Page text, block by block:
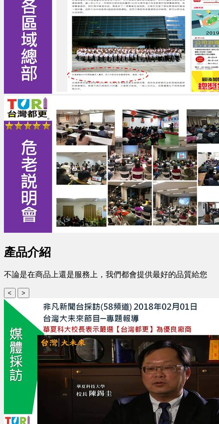
產品介紹
不論是在商品上還是服務上，我們都會提供最好的品質給您
< >